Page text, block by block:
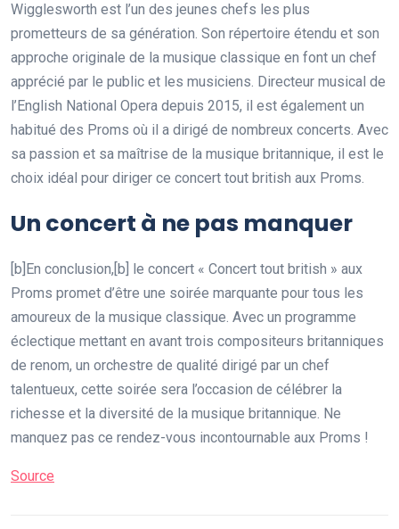
Wigglesworth est l’un des jeunes chefs les plus
prometteurs de sa génération. Son répertoire étendu et son
approche originale de la musique classique en font un chef
apprécié par le public et les musiciens. Directeur musical de
l’English National Opera depuis 2015, il est également un
habitué des Proms où il a dirigé de nombreux concerts. Avec
sa passion et sa maîtrise de la musique britannique, il est le
choix idéal pour diriger ce concert tout british aux Proms.
Un concert à ne pas manquer
[b]En conclusion,[b] le concert « Concert tout british » aux
Proms promet d’être une soirée marquante pour tous les
amoureux de la musique classique. Avec un programme
éclectique mettant en avant trois compositeurs britanniques
de renom, un orchestre de qualité dirigé par un chef
talentueux, cette soirée sera l’occasion de célébrer la
richesse et la diversité de la musique britannique. Ne
manquez pas ce rendez-vous incontournable aux Proms !
Source